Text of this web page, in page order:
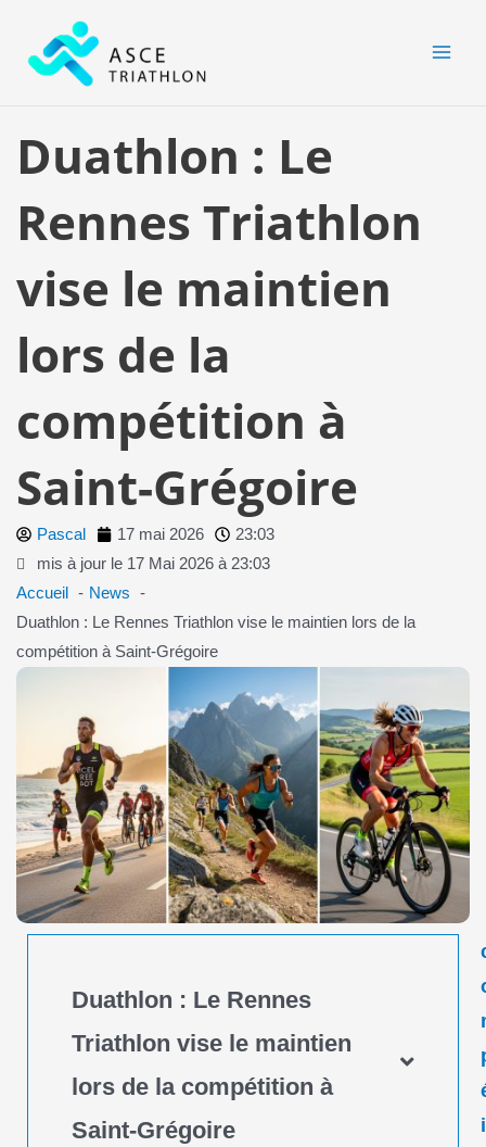
contenu
Duathlon : Le
Rennes Triathlon
vise le maintien
lors de la
compétition à
Saint-Grégoire
Pascal 17 mai 2026
23:03
mis à jour le 17 Mai 2026 à 23:03
Accueil
News
Duathlon : Le Rennes Triathlon vise le maintien lors de la
compétition à Saint-Grégoire
Duathlon : Le Rennes
Triathlon vise le maintien
lors de la compétition à
Saint-Grégoire